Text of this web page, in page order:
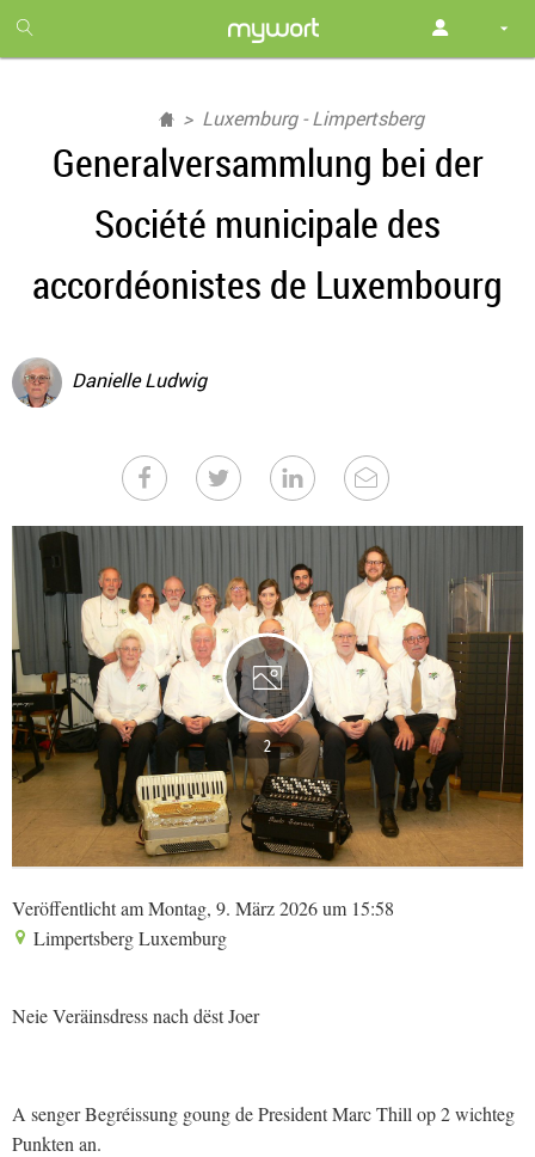
month
free
Luxemburg - Limpertsberg
Generalversammlung bei der
Société municipale des
accordéonistes de Luxembourg
Danielle Ludwig
2
Veröffentlicht am Montag, 9. März 2026 um 15:58
Limpertsberg Luxemburg
Neie Veräinsdress nach dëst Joer
A senger Begréissung goung de President Marc Thill op 2 wichteg
Punkten an.